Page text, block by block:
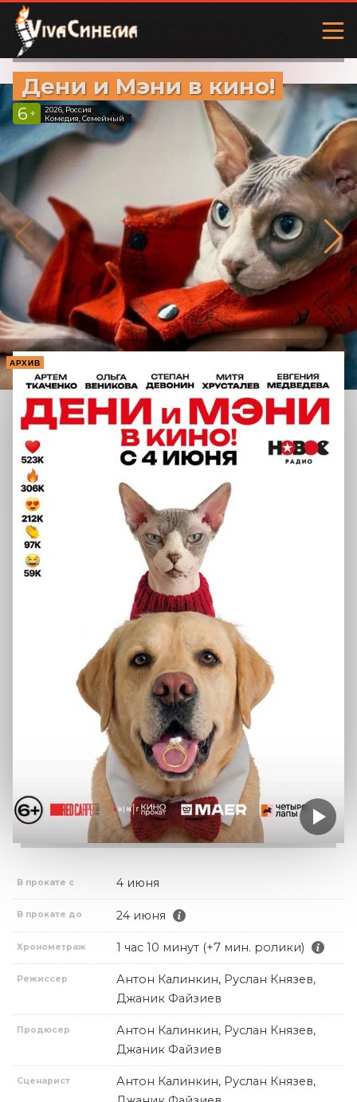
Дени и Мэни в кино!
6 +
2026, Россия
Комедия, Семейный
АРХИВ
В прокате с 4 июня
В прокате до 24 июня
Хронометраж 1 час 10 минут (+7 мин. ролики)
Режиссер
Антон Калинкин, Руслан Князев,
Джаник Файзиев
Продюсер
Антон Калинкин, Руслан Князев,
Джаник Файзиев
Сценарист
Антон Калинкин, Руслан Князев,